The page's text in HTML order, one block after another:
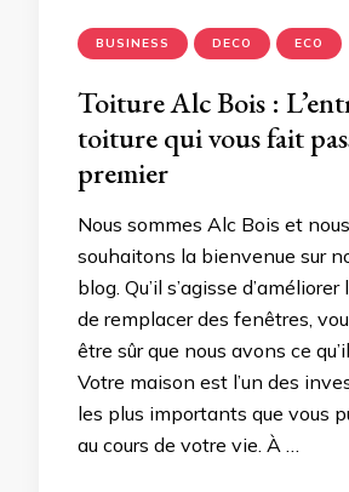
BUSINESS DECO ECO
Toiture Alc Bois :
toiture qui vous fait
premier
Nous sommes Alc Bois et
souhaitons la bienvenue sur
blog. Qu’il s’agisse
de remplacer des fenêtres,
être sûr que nous avons ce
Votre maison est l’un des
les plus importants que vous
au cours de votre vie. À …